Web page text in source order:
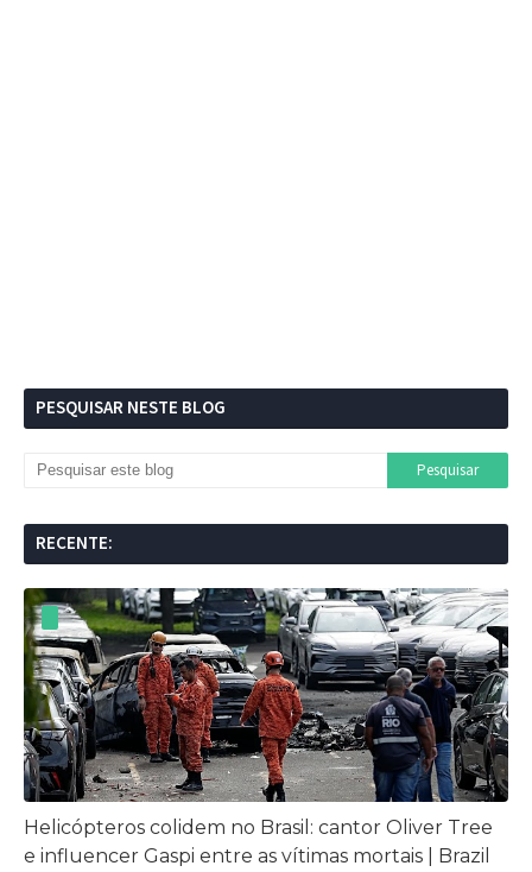
PESQUISAR NESTE BLOG
RECENTE:
Helicópteros colidem no Brasil: cantor Oliver Tree
e influencer Gaspi entre as vítimas mortais | Brazil